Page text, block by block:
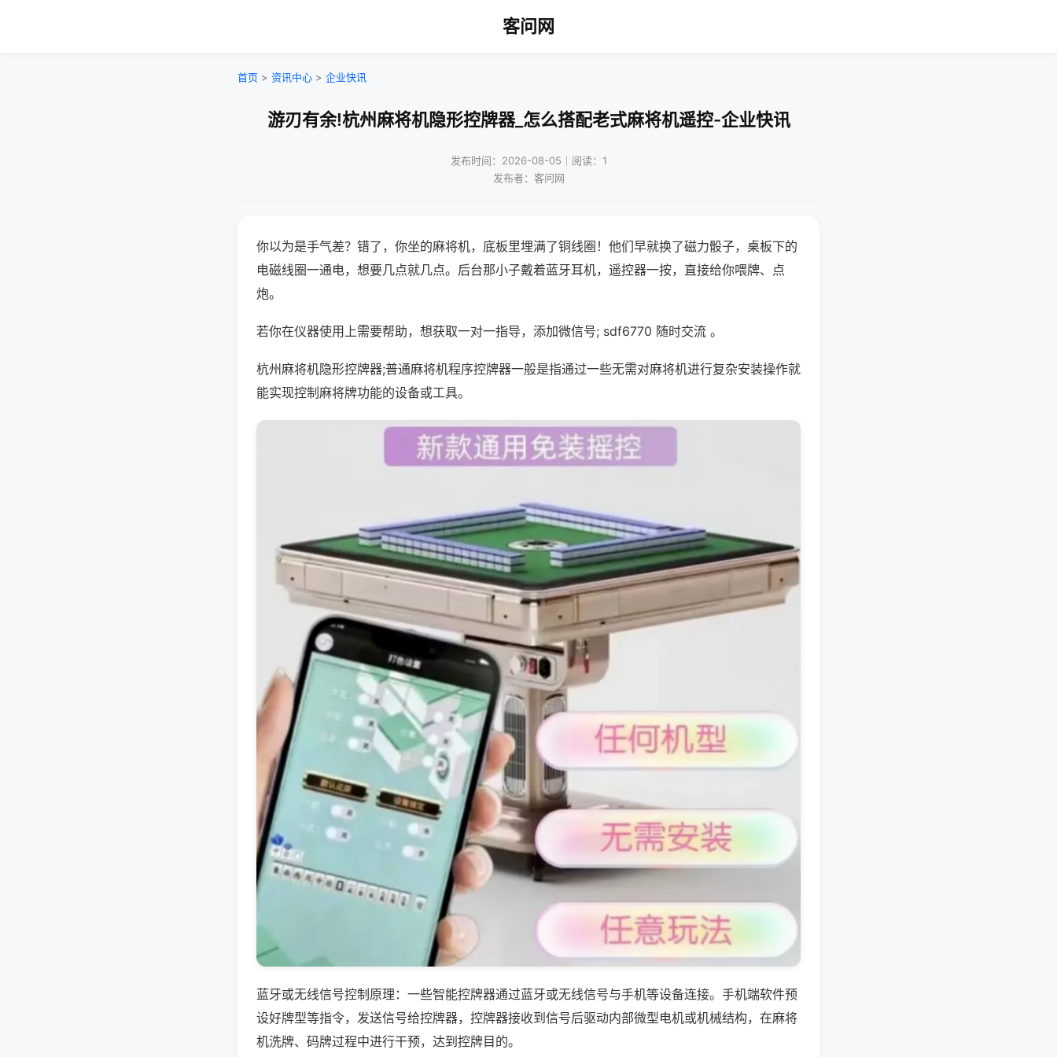
客问网
首页 > 资讯中心 > 企业快讯
游刃有余!杭州麻将机隐形控牌器_怎么搭配老式麻将机遥控-企业快讯
发布时间：2026-08-05｜阅读：1
发布者：客问网
你以为是手气差？错了，你坐的麻将机，底板里埋满了铜线圈！他们早就换了磁力骰子，桌板下的
电磁线圈一通电，想要几点就几点。后台那小子戴着蓝牙耳机，遥控器一按，直接给你喂牌、点
炮。
若你在仪器使用上需要帮助，想获取一对一指导，添加微信号; sdf6770 随时交流 。
杭州麻将机隐形控牌器;普通麻将机程序控牌器一般是指通过一些无需对麻将机进行复杂安装操作就
能实现控制麻将牌功能的设备或工具。
蓝牙或无线信号控制原理：一些智能控牌器通过蓝牙或无线信号与手机等设备连接。手机端软件预
设好牌型等指令，发送信号给控牌器，控牌器接收到信号后驱动内部微型电机或机械结构，在麻将
机洗牌、码牌过程中进行干预，达到控牌目的。